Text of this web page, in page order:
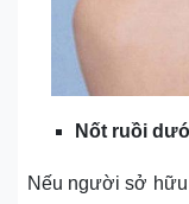
Nốt ruồi
Nếu người sở hữu